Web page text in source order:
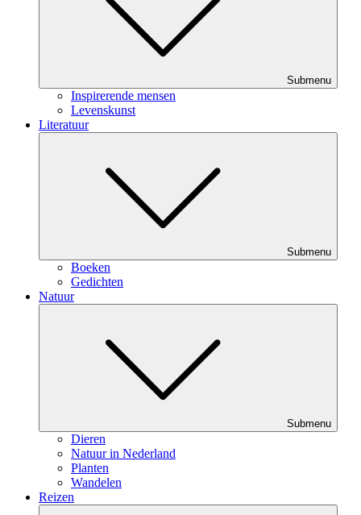
Submenu
Inspirerende mensen
Levenskunst
Literatuur
Submenu
Boeken
Gedichten
Natuur
Submenu
Dieren
Natuur in Nederland
Planten
Wandelen
Reizen